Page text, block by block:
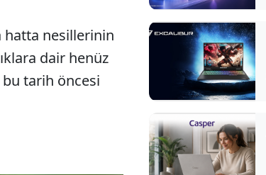
hatta nesillerinin
dair henüz
bu tarih öncesi